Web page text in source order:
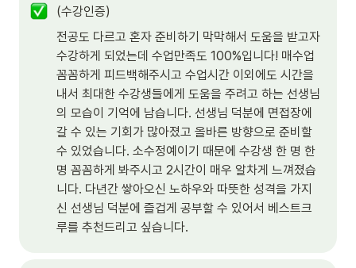
(수강인증)
전공도 다르고 혼자 준비하기 막막해서 도움을 받고자
수강하게 되었는데 수업만족도 100%입니다! 매수업
꼼꼼하게 피드백해주시고 수업시간 이외에도 시간을
내서 최대한 수강생들에게 도움을 주려고 하는 선생님
의 모습이 기억에 남습니다. 선생님 덕분에 면접장에
갈 수 있는 기회가 많아졌고 올바른 방향으로 준비할
수 있었습니다. 소수정예이기 때문에 수강생 한 명 한
명 꼼꼼하게 봐주시고 2시간이 매우 알차게 느껴졌습
니다. 다년간 쌓아오신 노하우와 따뜻한 성격을 가지
신 선생님 덕분에 즐겁게 공부할 수 있어서 베스트크
루를 추천드리고 싶습니다.